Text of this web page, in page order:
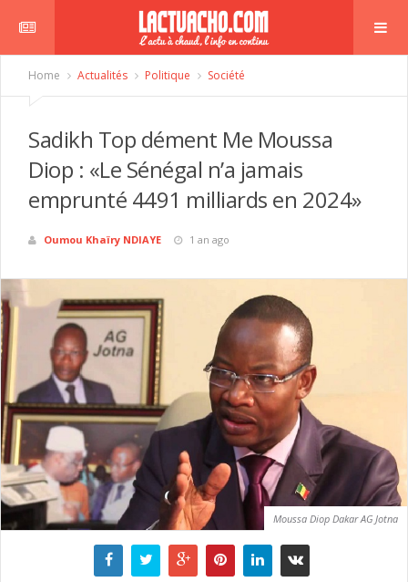
Home Actualités Politique Société
Sadikh Top dément Me Moussa
Diop : «Le Sénégal n’a jamais
emprunté 4491 milliards en 2024»
Oumou Khaïry NDIAYE 1 an ago
Moussa Diop Dakar AG Jotna